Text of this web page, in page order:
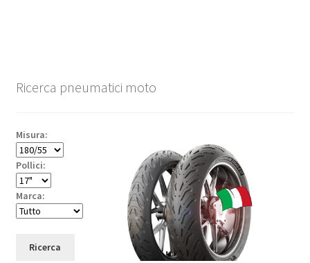
Ricerca pneumatici moto
Misura:
Pollici:
Marca:
Ricerca